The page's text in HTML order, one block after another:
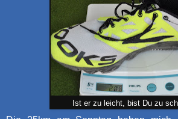
Ist er zu leicht, bist Du zu